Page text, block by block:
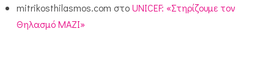
mitrikosthilasmos.com στοUNICEF: «Στηρίζουμε τον
Θηλασμό ΜΑΖΙ»